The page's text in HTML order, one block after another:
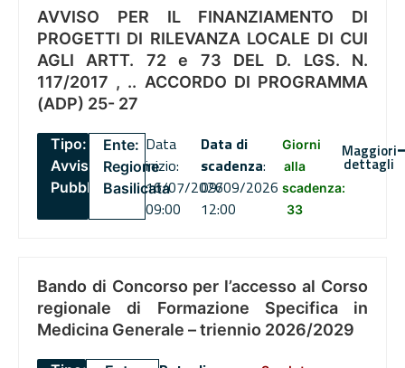
AVVISO PER IL FINANZIAMENTO DI
PROGETTI DI RILEVANZA LOCALE DI CUI
AGLI ARTT. 72 e 73 DEL D. LGS. N.
117/2017 , .. ACCORDO DI PROGRAMMA
(ADP) 25- 27
Tipo:
Avviso
Pubblico
Ente:
Regione
Basilicata
Data
inizio:
16/07/2026
09:00
Data di
scadenza:
09/09/2026
12:00
Giorni
alla
scadenza:
33
Maggiori
dettagli
Bando di Concorso per l’accesso al Corso
regionale di Formazione Specifica in
Medicina Generale – triennio 2026/2029